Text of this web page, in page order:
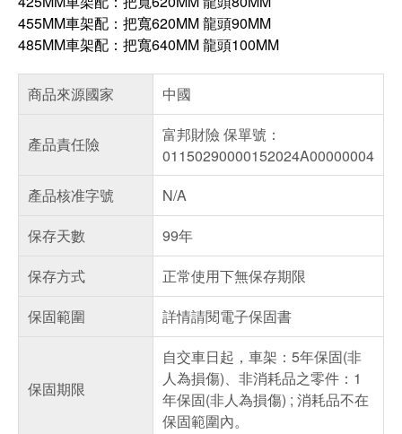
455MM車架配：把寬620MM 龍頭90MM
485MM車架配：把寬640MM 龍頭100MM
商品來源國家 中國
產品責任險
富邦財險 保單號：
01150290000152024A00000004
產品核准字號
N/A
保存天數
99年
保存方式
正常使用下無保存期限
保固範圍
詳情請閱電子保固書
保固期限
自交車日起，車架：5年保固(非
人為損傷)、非消耗品之零件：1
年保固(非人為損傷) ; 消耗品不在
保固範圍內。